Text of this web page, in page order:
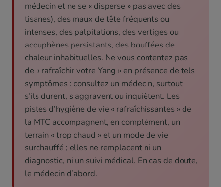
médecin et ne se « disperse » pas avec des
tisanes), des maux de tête fréquents ou
intenses, des palpitations, des vertiges ou
acouphènes persistants, des bouffées de
chaleur inhabituelles. Ne vous contentez pas
de « rafraîchir votre Yang » en présence de tels
symptômes : consultez un médecin, surtout
s’ils durent, s’aggravent ou inquiètent. Les
pistes d’hygiène de vie « rafraîchissantes » de
la MTC accompagnent, en complément, un
terrain « trop chaud » et un mode de vie
surchauffé ; elles ne remplacent ni un
diagnostic, ni un suivi médical. En cas de doute,
le médecin d’abord.